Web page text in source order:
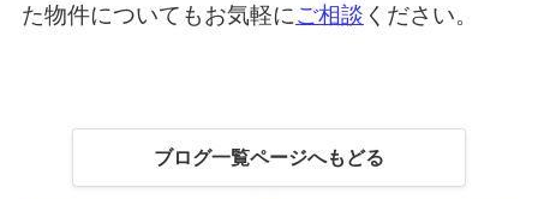
た物件についてもお気軽にご相談 ください。
ブログ一覧ページへもどる